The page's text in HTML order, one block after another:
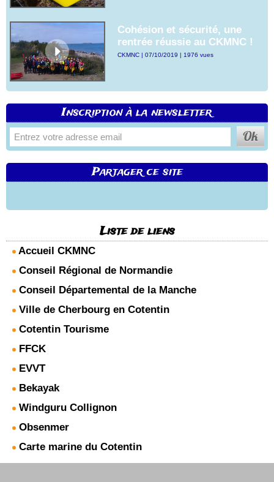
Cohésion et sécurité, une
rentrée réussie au CKMNC !
CKMNC | 07/10/2019 | 1976 vues
Inscription à la newsletter
Partager ce site
Liste de liens
Accueil CKMNC
Conseil Régional de Normandie
Conseil Départemental de la Manche
Ville de Cherbourg en Cotentin
Cotentin Tourisme
FFCK
EVVT
Bekayak
Windguru Collignon
Obsenmer
Carte marine du Cotentin